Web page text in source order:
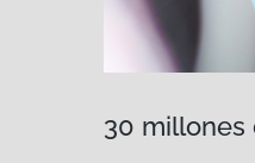
30 millones